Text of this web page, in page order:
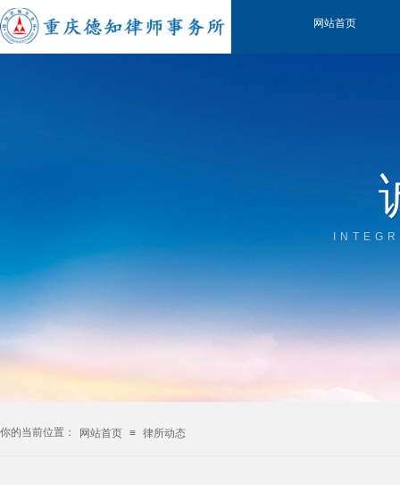
网站首页
你的当前位置： 网站首页 ≡ 律所动态